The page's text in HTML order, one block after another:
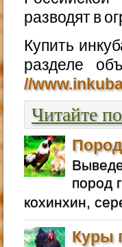
разводят в
Купить
разделе
//
Читайте
пород
кохинхин,
Куры